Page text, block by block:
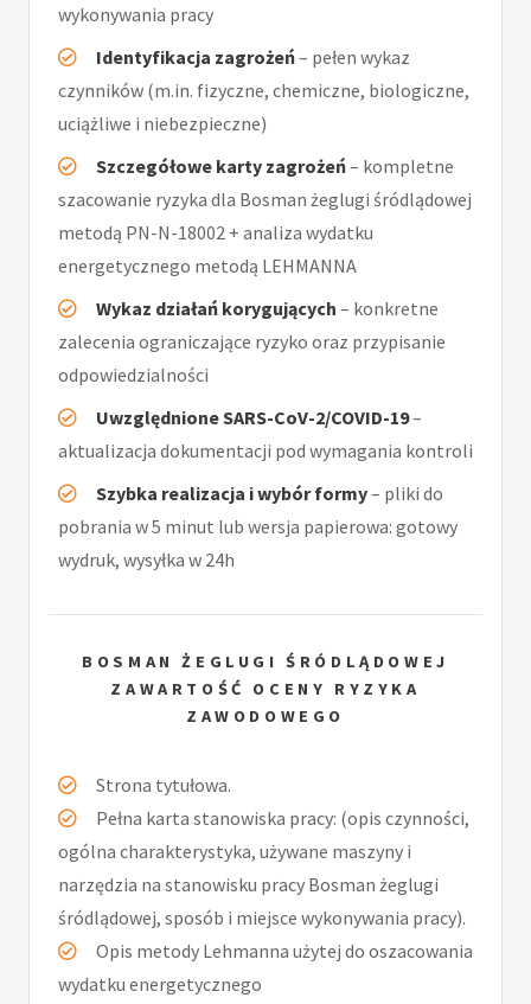
wykonywania pracy
Identyfikacja zagrożeń– pełen wykaz
czynników (m.in. fizyczne, chemiczne, biologiczne,
uciążliwe i niebezpieczne)
Szczegółowe karty zagrożeń– kompletne
szacowanie ryzyka dla Bosman żeglugi śródlądowej
metodą PN-N-18002 + analiza wydatku
energetycznego metodą LEHMANNA
Wykaz działań korygujących – konkretne
zalecenia ograniczające ryzyko oraz przypisanie
odpowiedzialności
Uwzględnione SARS-CoV-2/COVID-19–
aktualizacja dokumentacji pod wymagania kontroli
Szybka realizacja i wybór formy– pliki do
pobrania w 5 minut lub wersja papierowa: gotowy
wydruk, wysyłka w 24h
BOSMAN ŻEGLUGI ŚRÓDLĄDOWEJ
ZAWARTOŚĆ OCENY RYZYKA
ZAWODOWEGO
Strona tytułowa.
Pełna karta stanowiska pracy: (opis czynności,
ogólna charakterystyka, używane maszyny i
narzędzia na stanowisku pracy Bosman żeglugi
śródlądowej, sposób i miejsce wykonywania pracy).
Opis metody Lehmanna użytej do oszacowania
wydatku energetycznego